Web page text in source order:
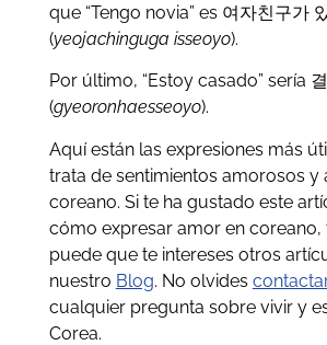
que “Tengo novia” es 여자친구가
(yeojachinguga isseoyo).
Por último, “Estoy casado” sería
(gyeoronhaesseoyo).
Aquí están las expresiones más
trata de sentimientos amorosos y
coreano. Si te ha gustado este
cómo expresar amor en coreano,
puede que te intereses otros
nuestro Blog. No olvides
cualquier pregunta sobre vivir y
Corea.